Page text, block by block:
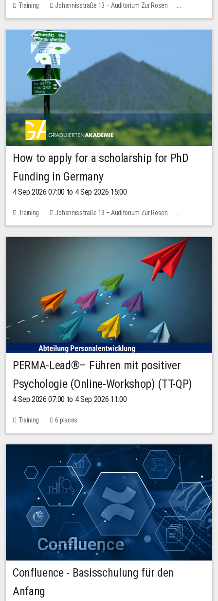
Training
Johannisstraße 13 – Auditorium Zur Rosen
No free places
How to apply for a scholarship for PhD
Funding in Germany
4 Sep 2026 07:00 to 4 Sep 2026 15:00
Training
Johannisstraße 13 – Auditorium Zur Rosen
7 places
10.00 EUR
PERMA-Lead®– Führen mit positiver
Psychologie (Online-Workshop) (TT-QP)
4 Sep 2026 07:00 to 4 Sep 2026 11:00
Training 6 places
Confluence - Basisschulung für den
Anfang